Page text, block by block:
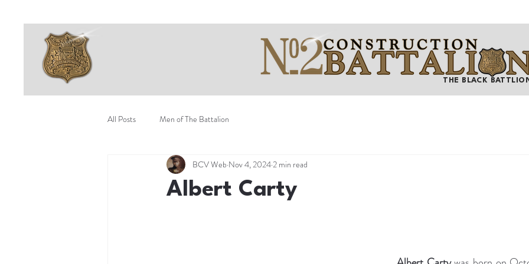
THE BLACK
All Posts Men of The Battalion
Albert Carty
BCV Web Nov 4, 2024 2 min read